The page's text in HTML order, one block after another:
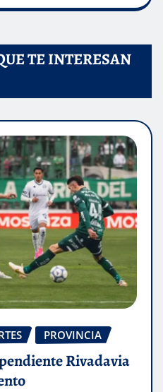
TE INTERESAN
PROVINCIA
Rivadavia